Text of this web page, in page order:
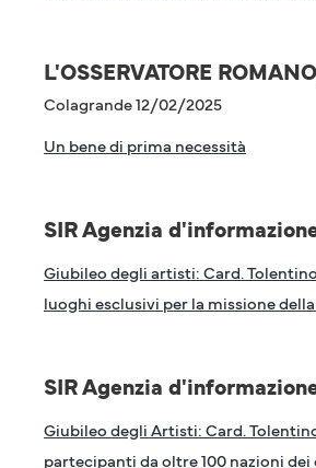
L'OSSERVATORE ROMANO
Colagrande 12/02/2025
Un bene di prima necessità
SIR Agenzia
Giubileo degli artisti: Card.
luoghi esclusivi per la missione
SIR Agenzia
Giubileo degli Artisti: Card.
partecipanti da oltre 100 nazioni dei